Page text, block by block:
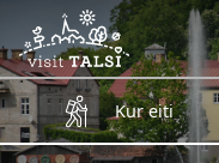
Skip to main content
Kur eiti